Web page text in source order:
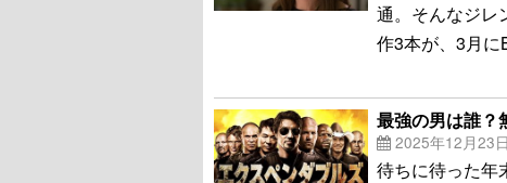
通。そんなジレ
作3本が、3月に
最強の男は誰？
2025年12月23日
待ちに待った年